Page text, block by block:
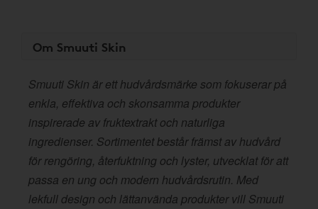
Om Smuuti Skin
Smuuti Skin är ett hudvårdsmärke som fokuserar på
enkla, effektiva och skonsamma produkter
inspirerade av fruktextrakt och naturliga
ingredienser. Sortimentet består främst av hudvård
för rengöring, återfuktning och lyster, utvecklat för att
passa en ung och modern hudvårdsrutin. Med
lekfull design och lättanvända produkter vill Smuuti